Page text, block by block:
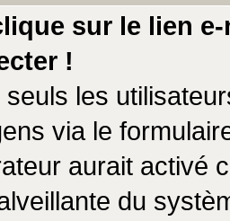
sur le lien
!
seuls les
via le
aurait activé
du